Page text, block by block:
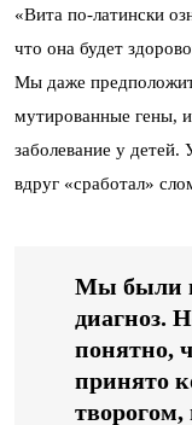
«Вита по-латински
что она будет
Мы даже
мутированные гены,
заболевание у
вдруг «сработал»
Мы были в
диагноз.
понятно,
принято